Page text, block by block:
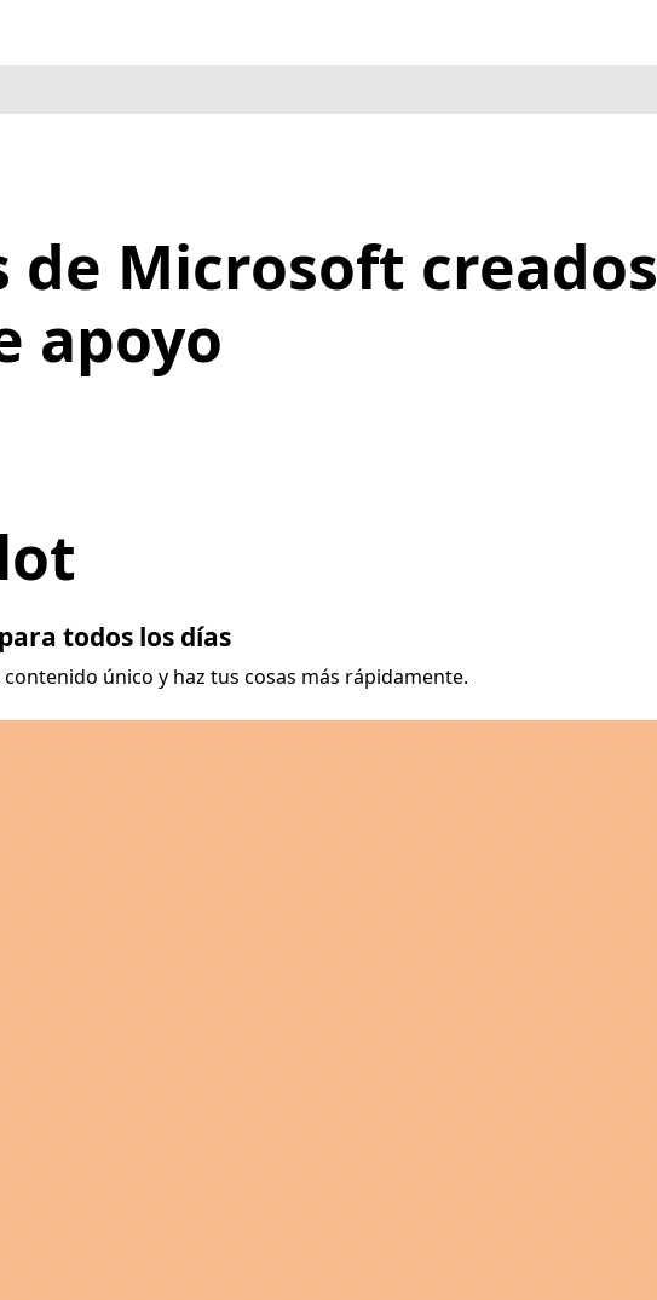
de Microsoft creados
apoyo
todos los días
único y haz tus cosas más rápidamente.